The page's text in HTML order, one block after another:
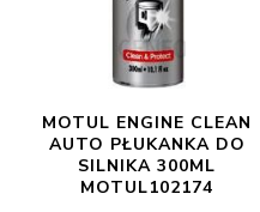
MOTUL ENGINE CLEAN
AUTO PŁUKANKA DO
SILNIKA 300ML
MOTUL102174